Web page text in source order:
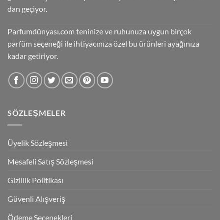
dan geçiyor.
Parfumdünyası.com teninize ve ruhunuza uygun birçok
parfüm seçeneği ile ihtiyacınıza özel bu ürünleri ayağınıza
kadar getiriyor.
SÖZLEŞMELER
Üyelik Sözleşmesi
Mesafeli Satış Sözleşmesi
Gizlilik Politikası
Güvenli Alışveriş
Ödeme Seçenekleri